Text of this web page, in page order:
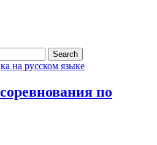
на русском языке
по